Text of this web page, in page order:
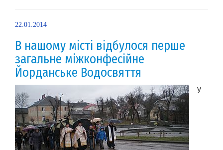
22.01.2014
В нашому місті відбулося перше
загальне міжконфесійне
Йорданське Водосвяття
У